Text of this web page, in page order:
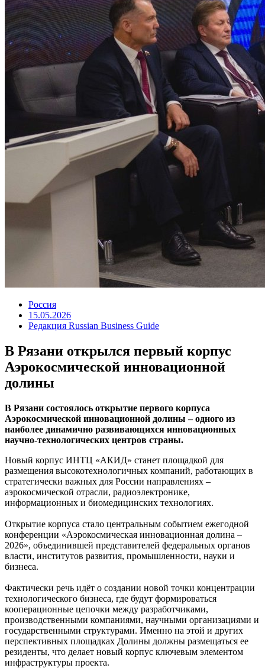
Россия
15.05.2026
Редакция Russian Business Guide
В Рязани открылся первый корпус
Аэрокосмической инновационной
долины
В Рязани состоялось открытие первого корпуса
Аэрокосмической инновационной долины – одного из
наиболее динамично развивающихся инновационных
научно-технологических центров страны.
Новый корпус ИНТЦ «АКИД» станет площадкой для
размещения высокотехнологичных компаний, работающих в
стратегически важных для России направлениях –
аэрокосмической отрасли, радиоэлектронике,
информационных и биомедицинских технологиях.
Открытие корпуса стало центральным событием ежегодной
конференции «Аэрокосмическая инновационная долина –
2026», объединившей представителей федеральных органов
власти, институтов развития, промышленности, науки и
бизнеса.
Фактически речь идёт о создании новой точки концентрации
технологического бизнеса, где будут формироваться
кооперационные цепочки между разработчиками,
производственными компаниями, научными организациями и
государственными структурами. Именно на этой и других
перспективных площадках Долины должны размещаться ее
резиденты, что делает новый корпус ключевым элементом
инфраструктуры проекта.